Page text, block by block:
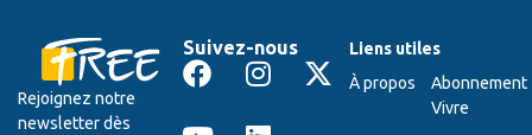
Rejoignez notre
newsletter dès
Liens utiles
À propos
Abonnement
Vivre
Suivez-nous